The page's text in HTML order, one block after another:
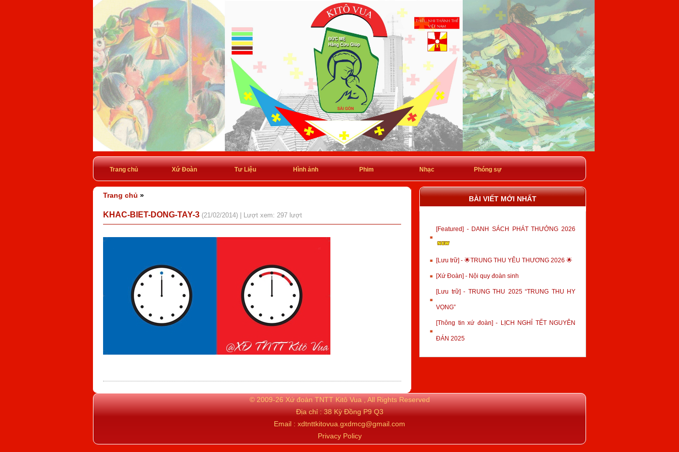
Trang chủ Xứ Đoàn Tư Liệu Hình ảnh Phim Nhạc Phóng sự
Trang chủ »
KHAC-BIET-DONG-TAY-3 (21/02/2014) | Lượt xem: 297 lượt
BÀI VIẾT MỚI NHẤT
[Featured] - DANH SÁCH PHÁT THƯỞNG 2026
[Lưu trữ] - 🌟TRUNG THU YÊU THƯƠNG 2026 🌟
[Xứ Đoàn] - Nội quy đoàn sinh
[Lưu trữ] - TRUNG THU 2025 “TRUNG THU HY
VỌNG”
[Thông tin xứ đoàn] - LỊCH NGHỈ TẾT NGUYÊN
ĐÁN 2025
© 2009-26 Xứ đoàn TNTT Kitô Vua , All Rights Reserved
Địa chỉ : 38 Kỳ Đồng P9 Q3
Email : xdtnttkitovua.gxdmcg@gmail.com
Privacy Policy